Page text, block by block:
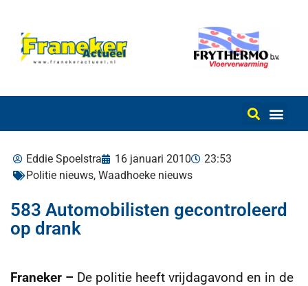
Eddie Spoelstra 16 januari 2010
23:53
Politie nieuws, Waadhoeke nieuws
583 Automobilisten gecontroleerd
op drank
Franeker – De politie heeft vrijdagavond en in de